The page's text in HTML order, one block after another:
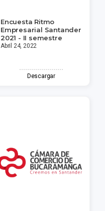
Encuesta Ritmo
Empresarial Santander
2021 - II semestre
Abril 24, 2022
Descargar